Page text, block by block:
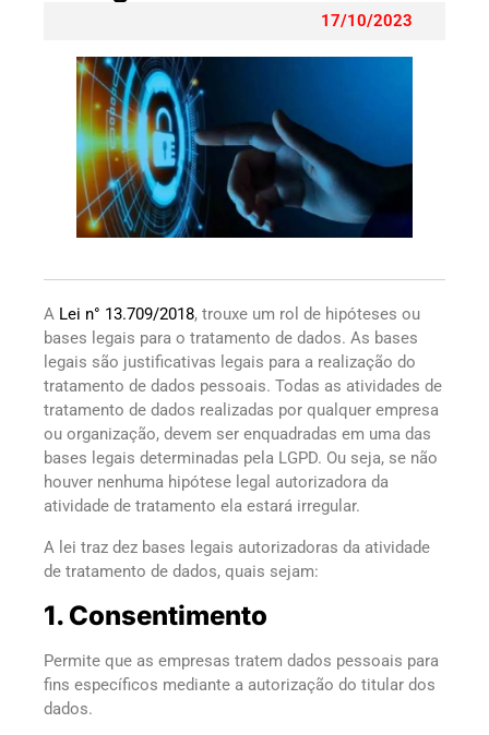
17/10/2023
A Lei n° 13.709/2018, trouxe um rol de hipóteses ou
bases legais para o tratamento de dados. As bases
legais são justificativas legais para a realização do
tratamento de dados pessoais. Todas as atividades de
tratamento de dados realizadas por qualquer empresa
ou organização, devem ser enquadradas em uma das
bases legais determinadas pela LGPD. Ou seja, se não
houver nenhuma hipótese legal autorizadora da
atividade de tratamento ela estará irregular.
A lei traz dez bases legais autorizadoras da atividade
de tratamento de dados, quais sejam:
1. Consentimento
Permite que as empresas tratem dados pessoais para
fins específicos mediante a autorização do titular dos
dados.